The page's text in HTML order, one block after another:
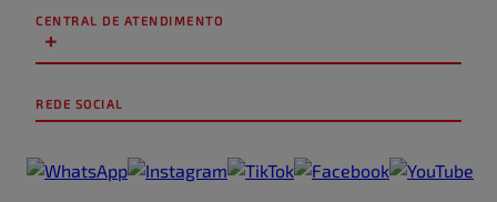
CENTRAL DE ATENDIMENTO
+
REDE SOCIAL